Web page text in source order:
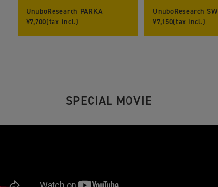
UnuboResearch PARKA
¥7,700(tax incl.)
UnuboResearch
¥7,150(tax incl.)
SPECIAL MOVIE